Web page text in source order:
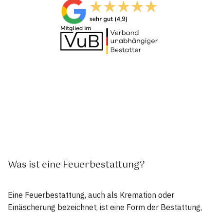
Was ist eine Feuerbestattung?
Eine Feuerbestattung, auch als Kremation oder
Einäscherung bezeichnet, ist eine Form der Bestattung,